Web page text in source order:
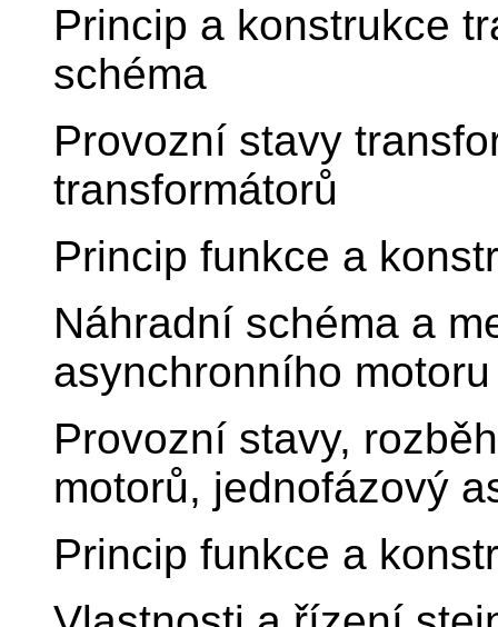
Princip a konstrukce
schéma
Provozní stavy
transformátorů
Princip funkce a
Náhradní schéma a
asynchronního motoru
Provozní stavy,
motorů, jednofázový
Princip funkce a